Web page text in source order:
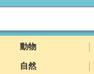
動物
自然